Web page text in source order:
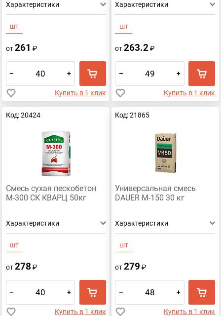
Характеристики
шт
от261 ₽
– +
Купить в 1 клик
Характеристики
шт
от263.2₽
– +
Купить в 1 клик
Код: 20424
Смесь сухая пескобетон
М-300 СК КВАРЦ 50кг
Характеристики
шт
от278 ₽
– +
Купить в 1 клик
Код: 21865
Универсальная смесь
DAUER М-150 30 кг
Характеристики
шт
от279 ₽
– +
Купить в 1 клик